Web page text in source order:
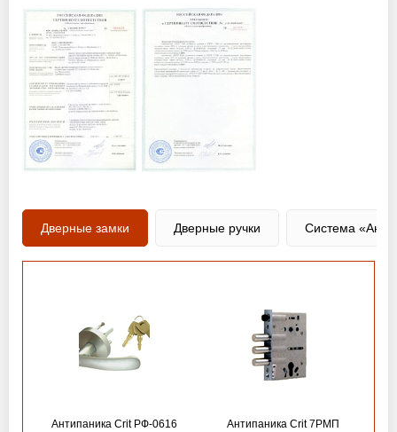
Дверные замки Дверные ручки Система
Антипаника Crit РФ-0616 Антипаника Crit 7РМП